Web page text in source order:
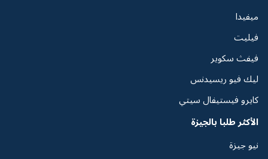
ميفيدا
فيليت
فيفث سكوير
ليك فيو ريسيدنس
كايرو فيستيفال سيتي
الأكثر طلبا بالجيزة
نيو جيزة